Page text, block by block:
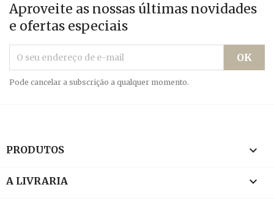
Aproveite as nossas últimas novidades
e ofertas especiais
Pode cancelar a subscrição a qualquer momento.
PRODUTOS 
A LIVRARIA 